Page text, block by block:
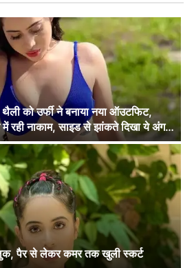
को उर्फी ने बनाया नया ऑउटफिट,
रही नाकाम, साइड से झांकते दिखा ये अंग,
वीडियों
पैर से लेकर कमर तक खुली स्कर्ट